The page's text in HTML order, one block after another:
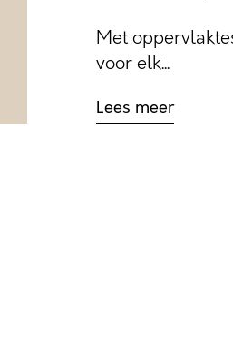
Met
voor elk...
Lees meer